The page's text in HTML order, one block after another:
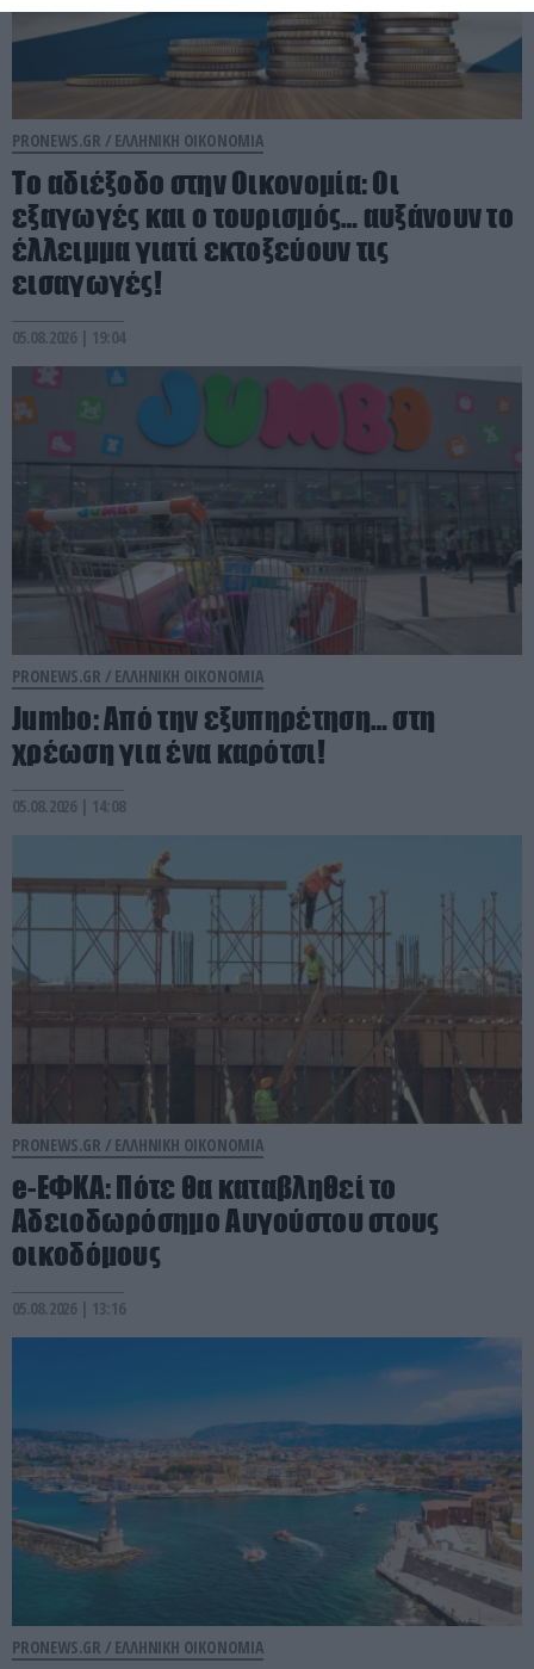
PRONEWS.GR / ΕΛΛΗΝΙΚΗ ΟΙΚΟΝΟΜΙΑ
Το αδιέξοδο στην Οικονομία: Οι
εξαγωγές και ο τουρισμός… αυξάνουν το
έλλειμμα γιατί εκτοξεύουν τις
εισαγωγές!
05.08.2026 | 19:04
PRONEWS.GR / ΕΛΛΗΝΙΚΗ ΟΙΚΟΝΟΜΙΑ
Jumbo: Από την εξυπηρέτηση… στη
χρέωση για ένα καρότσι!
05.08.2026 | 14:08
PRONEWS.GR / ΕΛΛΗΝΙΚΗ ΟΙΚΟΝΟΜΙΑ
e-ΕΦΚΑ: Πότε θα καταβληθεί το
Αδειοδωρόσημο Αυγούστου στους
οικοδόμους
05.08.2026 | 13:16
PRONEWS.GR / ΕΛΛΗΝΙΚΗ ΟΙΚΟΝΟΜΙΑ